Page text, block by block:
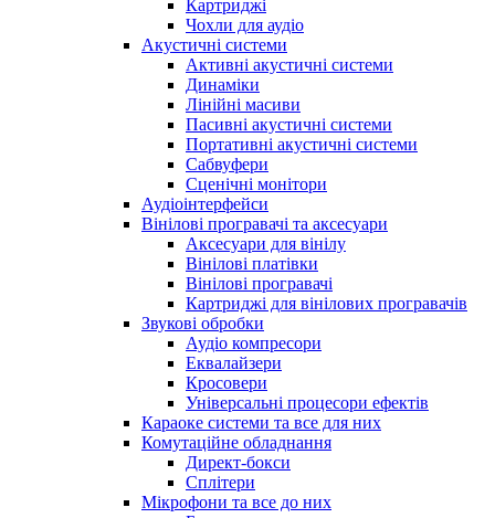
Картриджі
Чохли для аудіо
Акустичні системи
Активні акустичні системи
Динаміки
Лінійні масиви
Пасивні акустичні системи
Портативні акустичні системи
Сабвуфери
Сценічні монітори
Аудіоінтерфейси
Вінілові програвачі та аксесуари
Аксесуари для вінілу
Вінілові платівки
Вінілові програвачі
Картриджі для вінілових програвачів
Звукові обробки
Аудіо компресори
Еквалайзери
Кросовери
Універсальні процесори ефектів
Караоке системи та все для них
Комутаційне обладнання
Директ-бокси
Сплітери
Мікрофони та все до них